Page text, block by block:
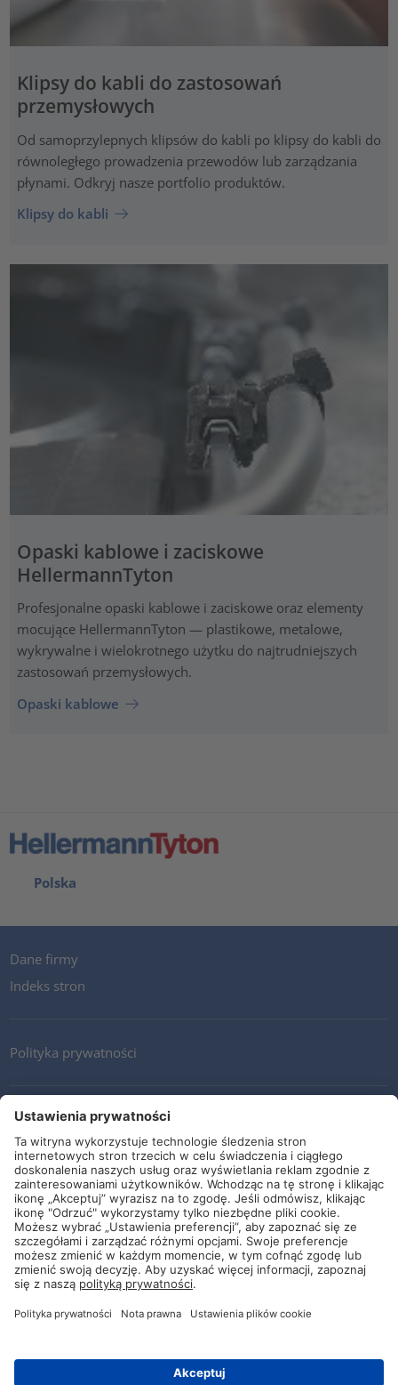
Klipsy do kabli do zastosowań
przemysłowych
Od samoprzylepnych klipsów do kabli po klipsy do kabli do
równoległego prowadzenia przewodów lub zarządzania
płynami. Odkryj nasze portfolio produktów.
Klipsy do kabli
Opaski kablowe i zaciskowe
HellermannTyton
Profesjonalne opaski kablowe i zaciskowe oraz elementy
mocujące HellermannTyton — plastikowe, metalowe,
wykrywalne i wielokrotnego użytku do najtrudniejszych
zastosowań przemysłowych.
Opaski kablowe
Polska
Dane firmy
Indeks stron
Polityka prywatności
Kontakt
Newsletter
Ogólne warunki i dostawy
Wytyczne i zobowiązania
Media społecznościowe